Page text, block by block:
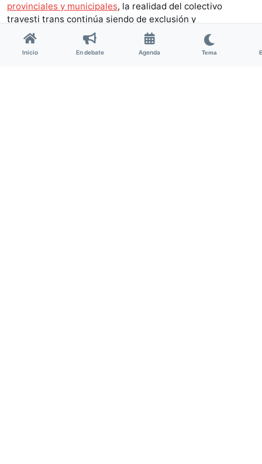
provinciales y municipales, la realidad del colectivo
travesti trans continúa siendo de exclusión y
discriminación. Según
un diagnóstico elaborado en junio
de 2021
, más del 80% de las personas trans en la Región
manifiestan la particular hostilidad que reciben en
Inicio En debate Agenda Tema